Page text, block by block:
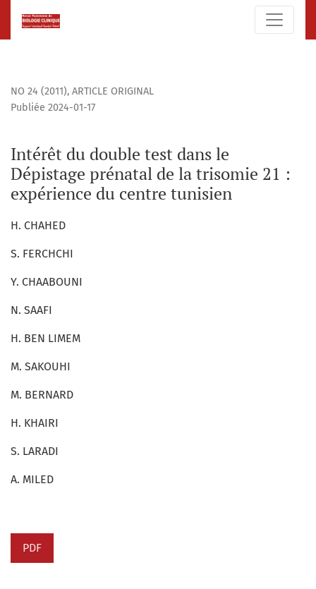
Intérêt du double test dans le Dépistage prénatal de la
NO 24 (2011), ARTICLE ORIGINAL
Intérêt du double test dans le
Dépistage prénatal de la trisomie 21 :
expérience du centre tunisien
Publiée 2024-01-17
H. CHAHED
S. FERCHCHI
Y. CHAABOUNI
N. SAAFI
H. BEN LIMEM
M. SAKOUHI
M. BERNARD
H. KHAIRI
S. LARADI
A. MILED
PDF